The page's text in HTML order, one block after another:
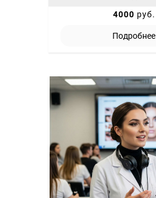
4000 руб.
Подробнее